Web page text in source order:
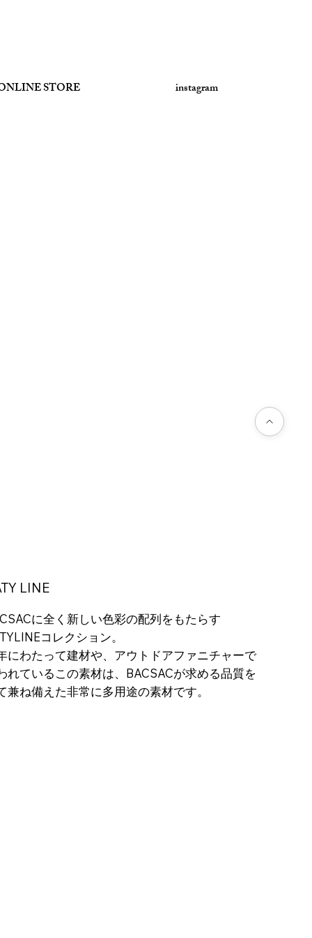
STORE instagram
に全く新しい色彩の配列をもたらす
コレクション。
にわたって建材や、アウトドアファニチャーで
れているこの素材は、​BACSACが求める品質を
兼ね備えた非常に多用途の素材です。
LINE